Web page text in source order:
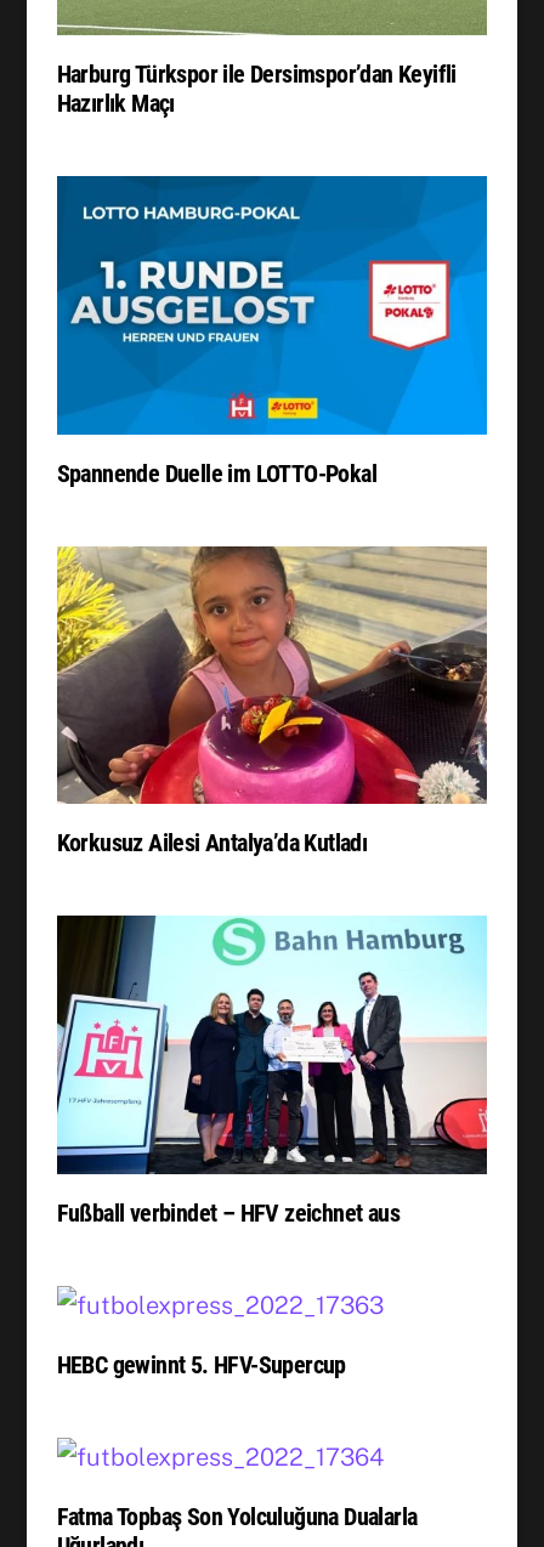
Harburg Türkspor ile Dersimspor’dan Keyifli
Hazırlık Maçı
Spannende Duelle im LOTTO-Pokal
Korkusuz Ailesi Antalya’da Kutladı
Fußball verbindet – HFV zeichnet aus
HEBC gewinnt 5. HFV-Supercup
Fatma Topbaş Son Yolculuğuna Dualarla